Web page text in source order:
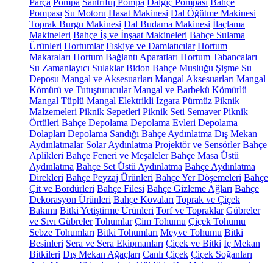
Parça Pompa Santrifüj Pompa Dalgıç Pompası Bahçe
Pompası Su Motoru Hasat Makinesi Dal Öğütme Makinesi
Toprak Burgu Makinesi Dal Budama Makinesi İlaçlama
Makineleri Bahçe İş ve İnşaat Makineleri Bahçe Sulama
Ürünleri Hortumlar Fıskiye ve Damlatıcılar Hortum
Makaraları Hortum Bağlantı Aparatları Hortum Tabancaları
Su Zamanlayıcı Sulaklar Bidon Bahçe Musluğu Şişme Su
Deposu Mangal ve Aksesuarları Mangal Aksesuarları Mangal
Kömürü ve Tutuşturucular Mangal ve Barbekü Kömürlü
Mangal Tüplü Mangal Elektrikli Izgara Pürmüz Piknik
Malzemeleri Piknik Sepetleri Piknik Seti Semaver Piknik
Örtüleri Bahçe Depolama Depolama Evleri Depolama
Dolapları Depolama Sandığı Bahçe Aydınlatma Dış Mekan
Aydınlatmalar Solar Aydınlatma Projektör ve Sensörler Bahçe
Aplikleri Bahçe Feneri ve Meşaleler Bahçe Masa Üstü
Aydınlatma Bahçe Set Üstü Aydınlatma Bahçe Aydınlatma
Direkleri Bahçe Peyzaj Ürünleri Bahçe Yer Döşemeleri Bahçe
Çit ve Bordürleri Bahçe Filesi Bahçe Gizleme Ağları Bahçe
Dekorasyon Ürünleri Bahçe Kovaları Toprak ve Çiçek
Bakımı Bitki Yetiştirme Ürünleri Torf ve Topraklar Gübreler
ve Sıvı Gübreler Tohumlar Çim Tohumu Çiçek Tohumu
Sebze Tohumları Bitki Tohumları Meyve Tohumu Bitki
Besinleri Sera ve Sera Ekipmanları Çiçek ve Bitki İç Mekan
Bitkileri Dış Mekan Ağaçları Canlı Çiçek Çiçek Soğanları